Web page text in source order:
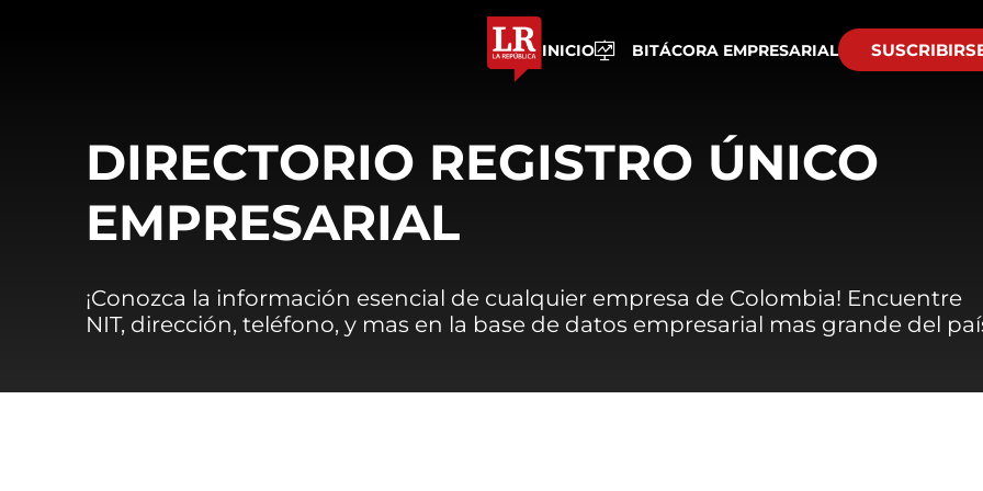
INICIO BITÁCORA EMPRESARIAL
DIRECTORIO REGISTRO ÚNICO
EMPRESARIAL
¡Conozca la información esencial de cualquier empresa de Colombia! Encuentre
NIT, dirección, teléfono, y mas en la base de datos empresarial mas grande del